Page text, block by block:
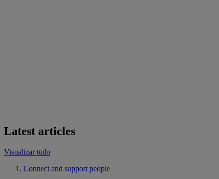
Latest articles
Visualizar tudo
Connect and support people